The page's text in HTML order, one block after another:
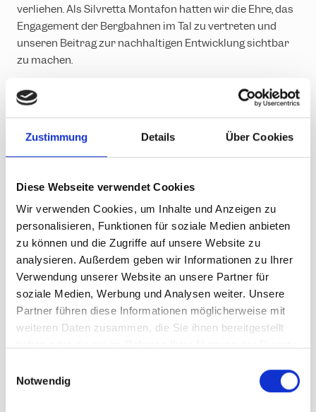
Zustimmung Details Über Cookies
Diese Webseite verwendet Cookies
Wir verwenden Cookies, um Inhalte und Anzeigen zu
personalisieren, Funktionen für soziale Medien anbieten
zu können und die Zugriffe auf unsere Website zu
analysieren. Außerdem geben wir Informationen zu Ihrer
Verwendung unserer Website an unsere Partner für
soziale Medien, Werbung und Analysen weiter. Unsere
Partner führen diese Informationen möglicherweise mit
weiteren Daten zusammen, die Sie ihnen bereitgestellt
Notwendig
verliehen. Als Silvretta Montafon hatten wir die Ehre, das
Engagement der Bergbahnen im Tal zu vertreten und
unseren Beitrag zur nachhaltigen Entwicklung sichtbar
zu machen.
Mit dem Erhalt des Umweltzeichens reiht sich das
nachhaltiger Tourismusregionen in Österreich ein – als
erste zertifizierte Destination Vorarlbergs und sechste
Ein starkes Netzwerk für
nachhaltigen Tourismus
Der gesamte Prozess wurde vom
PIZ Montafon
organisiert und federführend umgesetzt. Das Team
setzte sich mit großem Engagement dafür ein, sowohl die
verpflichtenden als auch die empfohlenen Kriterien zu
erfüllen – eine beachtliche Leistung, die ohne die enge